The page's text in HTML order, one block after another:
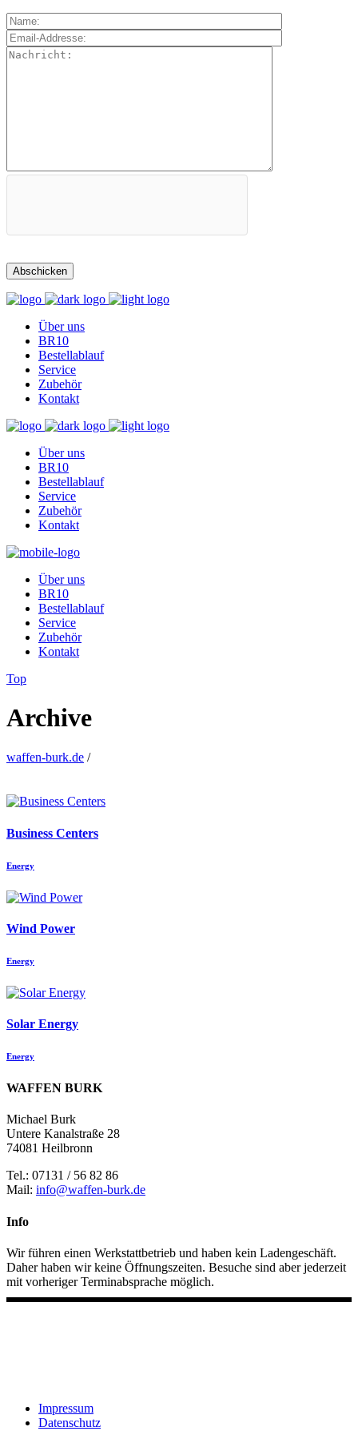
Über uns
BR10
Bestellablauf
Service
Zubehör
Kontakt
Über uns
BR10
Bestellablauf
Service
Zubehör
Kontakt
Über uns
BR10
Bestellablauf
Service
Zubehör
Kontakt
Top
Archive
waffen-burk.de /
Business Centers
Energy
Wind Power
Energy
Solar Energy
Energy
WAFFEN BURK
Michael Burk
Untere Kanalstraße 28
74081 Heilbronn
Tel.: 07131 / 56 82 86
Mail: info@waffen-burk.de
Info
Wir führen einen Werkstattbetrieb und haben kein Ladengeschäft.
Daher haben wir keine Öffnungszeiten. Besuche sind aber jederzeit
mit vorheriger Terminabsprache möglich.
Impressum
Datenschutz